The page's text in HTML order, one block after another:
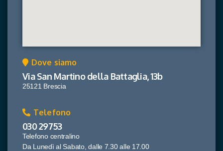
Dove siamo
Via San Martino della Battaglia, 13b
25121 Brescia
Telefono
030 29753
Telefono centralino
Da Lunedì al Sabato, dalle 7.30 alle 17.00